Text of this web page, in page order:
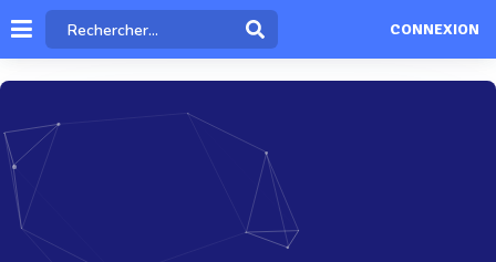
CONNEXION